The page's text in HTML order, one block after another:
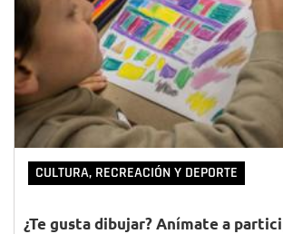
CULTURA, RECREACIÓN Y DEPORTE
¿Te gusta dibujar? Anímate a